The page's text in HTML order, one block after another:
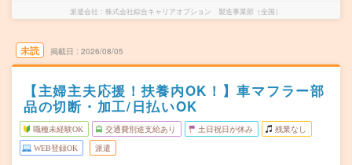
派遣会社 株式会社綜合キャリアオプション 製造事業部（全国）
未読 掲載日 2026/08/05
【主婦主夫応援！扶養内OK！】車マフラー部
品の切断・加工/日払いOK
職種未経験OK 交通費別途支給あり 土日祝日が休み 残業なし
WEB登録OK 派遣